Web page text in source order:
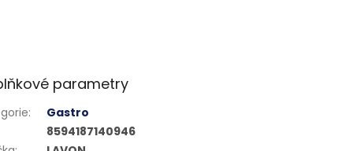
parametry
:
Gastro
8594187140946